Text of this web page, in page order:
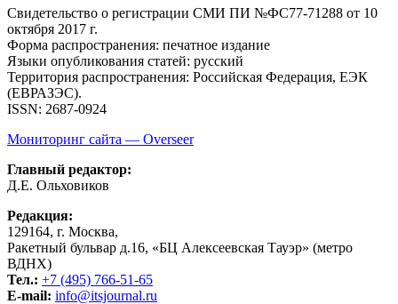
Свидетельство о регистрации СМИ ПИ №ФС77-71288 от 10
октября 2017 г.
Форма распространения: печатное издание
Языки опубликования статей: русский
Территория распространения: Российская Федерация, ЕЭК
(ЕВРАЗЭС).
ISSN: 2687-0924
Мониторинг сайта — Overseer
Главный редактор:
Д.Е. Ольховиков
Редакция:
129164, г. Москва,
Ракетный бульвар д.16, «БЦ Алексеевская Тауэр» (метро
ВДНХ)
Тел.: +7 (495) 766-51-65
E-mail: info@itsjournal.ru